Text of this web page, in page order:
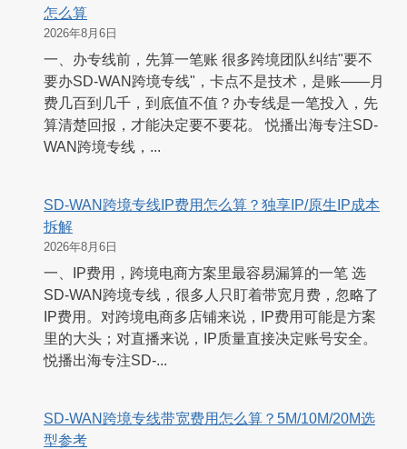
怎么算
2026年8月6日
一、办专线前，先算一笔账 很多跨境团队纠结"要不
要办SD-WAN跨境专线"，卡点不是技术，是账——月
费几百到几千，到底值不值？办专线是一笔投入，先
算清楚回报，才能决定要不要花。 悦播出海专注SD-
WAN跨境专线，...
SD-WAN跨境专线IP费用怎么算？独享IP/原生IP成本
拆解
2026年8月6日
一、IP费用，跨境电商方案里最容易漏算的一笔 选
SD-WAN跨境专线，很多人只盯着带宽月费，忽略了
IP费用。对跨境电商多店铺来说，IP费用可能是方案
里的大头；对直播来说，IP质量直接决定账号安全。
悦播出海专注SD-...
SD-WAN跨境专线带宽费用怎么算？5M/10M/20M选
型参考